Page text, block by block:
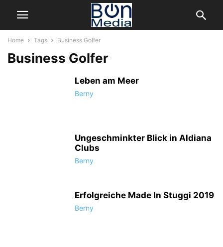
Home Tags Business Golfer
Business Golfer
Leben am Meer
Berny
Ungeschminkter Blick in Aldiana
Clubs
Berny
Erfolgreiche Made In Stuggi 2019
Berny